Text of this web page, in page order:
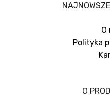
O
Polityka
O